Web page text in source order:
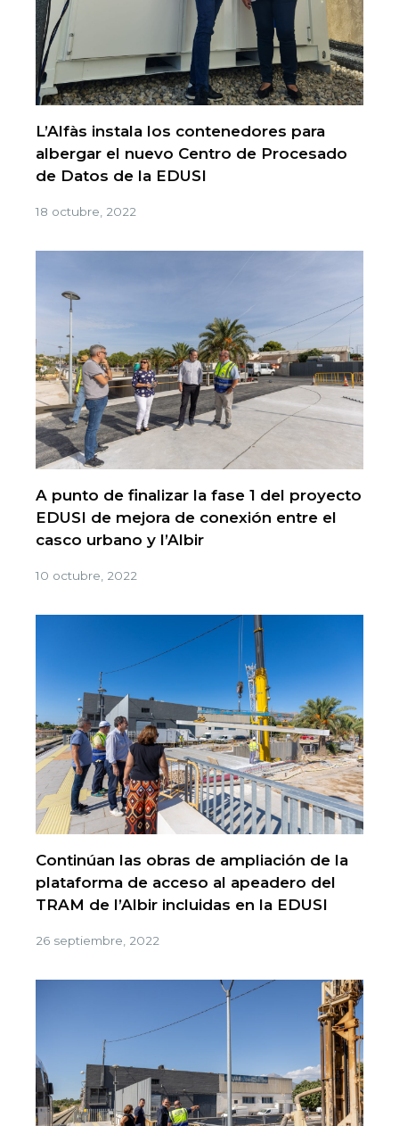
L’Alfàs instala los contenedores para
albergar el nuevo Centro de Procesado
de Datos de la EDUSI
18 octubre, 2022
A punto de finalizar la fase 1 del proyecto
EDUSI de mejora de conexión entre el
casco urbano y l’Albir
10 octubre, 2022
Continúan las obras de ampliación de la
plataforma de acceso al apeadero del
TRAM de l’Albir incluidas en la EDUSI
26 septiembre, 2022